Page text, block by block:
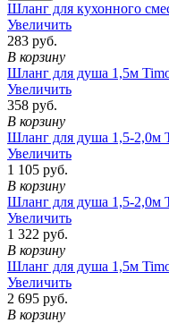
Шланг для кухонного
Увеличить
283 руб.
В корзину
Шланг для душа 1,5м
Увеличить
358 руб.
В корзину
Шланг для душа 1,5-2,0м
Увеличить
1 105 руб.
В корзину
Шланг для душа 1,5-2,0м
Увеличить
1 322 руб.
В корзину
Шланг для душа 1,5м
Увеличить
2 695 руб.
В корзину